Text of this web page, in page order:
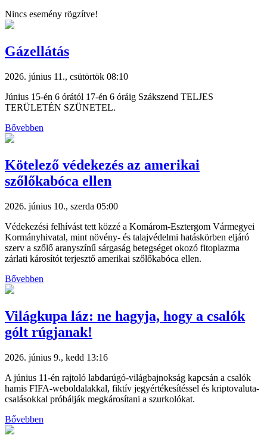
Nincs esemény rögzítve!
Gázellátás
2026. június 11., csütörtök 08:10
Június 15-én 6 órától 17-én 6 óráig Szákszend TELJES
TERÜLETÉN SZÜNETEL.
Bővebben
Kötelező védekezés az amerikai
szőlőkabóca ellen
2026. június 10., szerda 05:00
Védekezési felhívást tett közzé a Komárom-Esztergom Vármegyei
Kormányhivatal, mint növény- és talajvédelmi hatáskörben eljáró
szerv a szőlő aranyszínű sárgaság betegséget okozó fitoplazma
zárlati károsítót terjesztő amerikai szőlőkabóca ellen.
Bővebben
Világkupa láz: ne hagyja, hogy a csalók
gólt rúgjanak!
2026. június 9., kedd 13:16
A június 11-én rajtoló labdarúgó-világbajnokság kapcsán a csalók
hamis FIFA-weboldalakkal, fiktív jegyértékesítéssel és kriptovaluta-
csalásokkal próbálják megkárosítani a szurkolókat.
Bővebben